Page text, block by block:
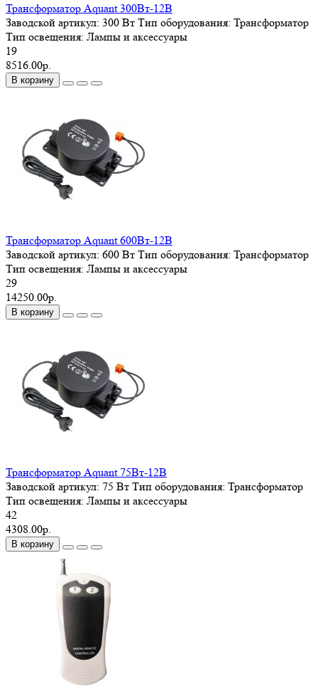
Трансформатор Aquant 300Вт-12В
Заводской артикул: 300 Вт Тип оборудования: Трансформатор
Тип освещения: Лампы и аксессуары
19
8516.00р.
В корзину
Трансформатор Aquant 600Вт-12В
Заводской артикул: 600 Вт Тип оборудования: Трансформатор
Тип освещения: Лампы и аксессуары
29
14250.00р.
В корзину
Трансформатор Aquant 75Вт-12В
Заводской артикул: 75 Вт Тип оборудования: Трансформатор
Тип освещения: Лампы и аксессуары
42
4308.00р.
В корзину